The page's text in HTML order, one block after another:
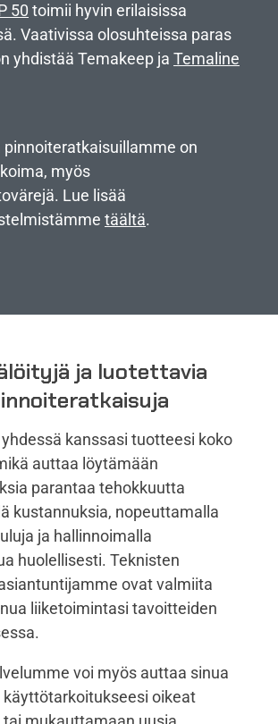
50 toimii hyvin erilaisissa
Vaativissa olosuhteissa paras
yhdistää Temakeep ja Temaline
on
myös
Lue lisää
täältä.
ja luotettavia
kanssasi tuotteesi koko
auttaa löytämään
parantaa tehokkuutta
kustannuksia, nopeuttamalla
ja hallinnoimalla
huolellisesti. Teknisten
ovat valmiita
liiketoimintasi tavoitteiden
voi myös auttaa sinua
oikeat